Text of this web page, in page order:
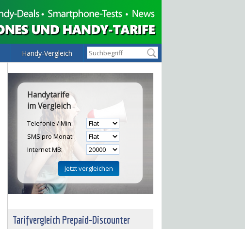
Handy-Vergleich
Handytarife
im Vergleich
Telefonie / Min:
SMS pro Monat:
Internet MB:
Tarifvergleich Prepaid-Discounter